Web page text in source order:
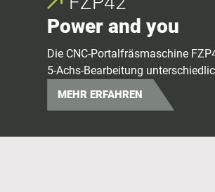
Power and you
Die CNC-Portalfräsmaschine
5-Achs-Bearbeitung
MEHR ERFAHREN